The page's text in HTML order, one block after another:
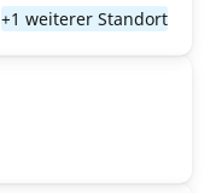
+1 weiterer Standort